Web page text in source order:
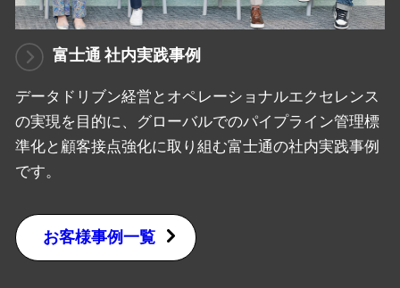
富士通 社内実践事例
データドリブン経営とオペレーショナルエクセレンス
の実現を目的に、グローバルでのパイプライン管理標
準化と顧客接点強化に取り組む富士通の社内実践事例
です。
お客様事例一覧